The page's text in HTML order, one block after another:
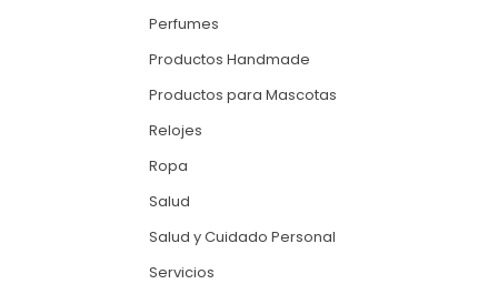
Perfumes
Productos Handmade
Productos para Mascotas
Relojes
Ropa
Salud
Salud y Cuidado Personal
Servicios